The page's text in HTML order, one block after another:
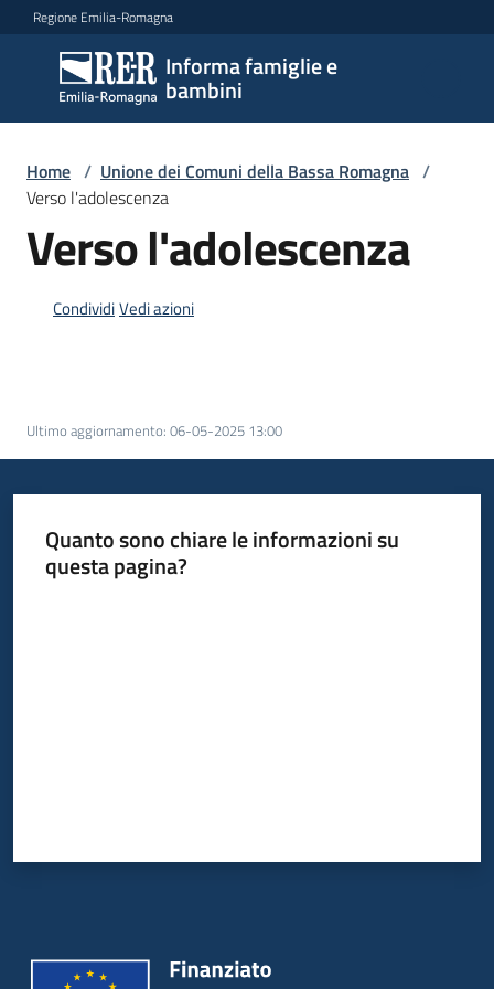
Vai al contenuto
Vai alla navigazione
Vai al footer
Regione Emilia-Romagna
Informa famiglie e
bambini
Informa
famiglie
e
bambini
Argomenti
per
le
Informazioni
Home / Unione dei Comuni della Bassa Romagna /
Verso l'adolescenza
Verso l'adolescenza
CondividiVedi azioni
Ultimo aggiornamento: 06-05-2025 13:00
Quanto sono chiare le informazioni su
questa pagina?